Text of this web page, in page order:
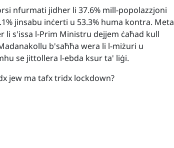
nfurmati jidher li 37.6% mill-popolazzjoni
jinsabu inċerti u 53.3% huma kontra. Meta
s'issa l-Prim Ministru dejjem ċaħad kull
b'saħħa wera li l-miżuri u
se jittollera l-ebda ksur ta' liġi.
jew ma tafx tridx lockdown?